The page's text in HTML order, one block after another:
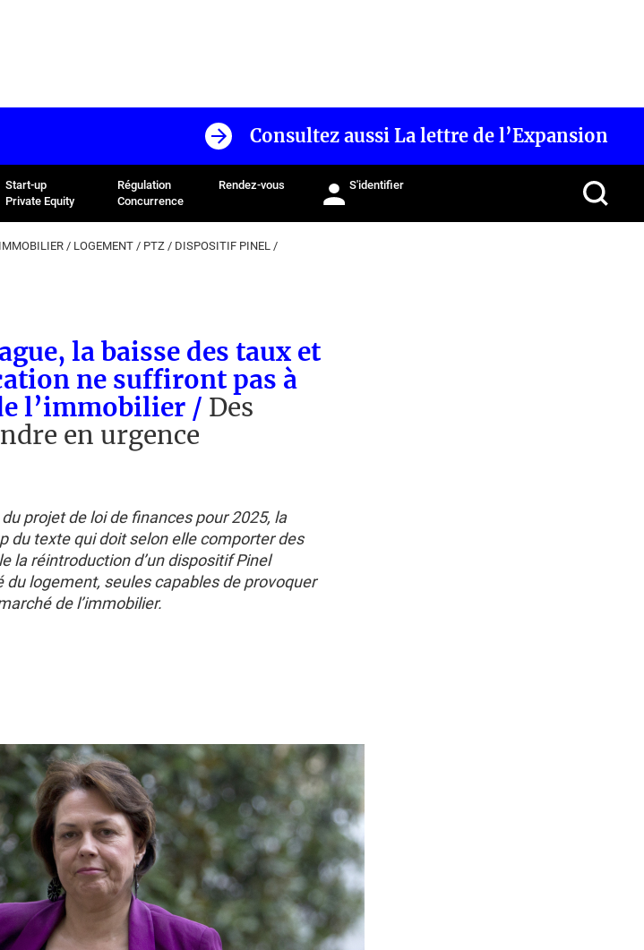
Consultez aussi La lettre de l’Expansion
Start-up
Private Equity
Régulation
Concurrence
Rendez-vous S'identifier
/ LOGEMENT / PTZ / DISPOSITIF PINEL /
la baisse des taux et
ne suffiront pas à
l’immobilier / Des
en urgence
projet de loi de finances pour 2025, la
du texte qui doit selon elle comporter des
la réintroduction d’un dispositif Pinel
logement, seules capables de provoquer
de l’immobilier.